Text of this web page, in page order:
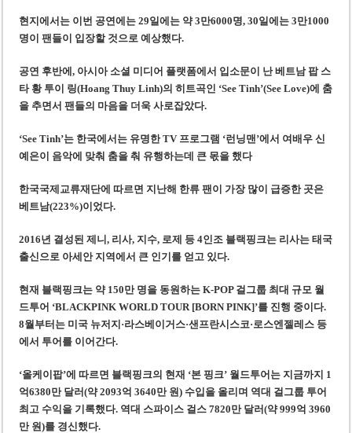
현지에서는 이번 공연에는 29일에는 약 3만6000명, 30일에는 3만1000
명이 팬들이 입장할 것으로 예상했다.
공연 후반에, 아시아 소셜 미디어 플랫폼에서 입소문이 난 베트남 팝 스
타 황 투이 링(Hoang Thuy Linh)의 히트곡인 ‘See Tinh’(See Love)에 춤
을 추면서 팬들의 마음을 더욱 사로잡았다.
‘See Tinh’는 한국에서는 유명한 TV 프로그램 ‘런닝맨’에서 여배우 신
예은이 음악에 맞춰 춤을 춰 유행하는데 큰 몫을 했다
한국국제교류재단에 따르면 지난해 한류 팬이 가장 많이 급증한 곳은
베트남(223%)이었다.
2016년 결성된 제니, 리사, 지수, 로제 등 4인조 블랙핑크는 리사는 태국
출신으로 아세안 지역에서 큰 인기를 얻고 있다.
현재 블랙핑크는 약 150만 명을 동원하는 K-POP 걸그룹 최대 규모 월
드투어 ‘BLACKPINK WORLD TOUR [BORN PINK]’를 진행 중이다.
8월부터는 미국 뉴저지·라스베이거스·샌프란시스코·로스엔젤레스 등
에서 투어를 이어간다.
‘올케이팝’에 따르면 블랙핑크의 현재 ‘본 핑크’ 월드투어는 지금까지 1
억6380만 달러(약 2093억 3640만 원) 수입을 올리며 역대 걸그룹 투어
최고 수익을 기록했다. 역대 스파이스 걸스 7820만 달러(약 999억 3960
만 원)를 경신했다.